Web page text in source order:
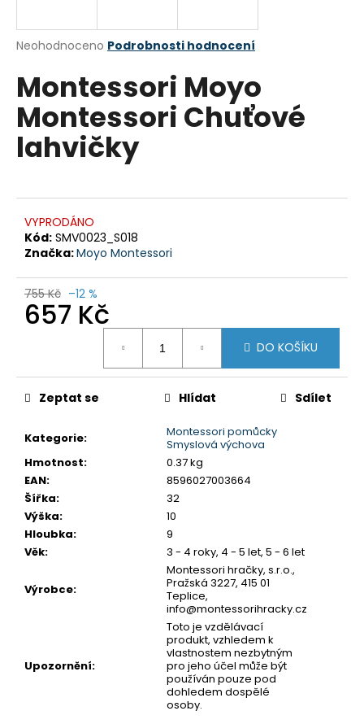
Průměrné
produktu
je
0,0
5
hvězdiček.
Neohodnoceno Podrobnosti hodnocení
Montessori Moyo
Montessori Chuťové
lahvičky
VYPRODÁNO
Kód: SMV0023_S018
Značka:Moyo Montessori
755 Kč –12 %
657 Kč
DO KOŠÍKU
Kategorie:
Montessori pomůcky
Smyslová výchova
Hmotnost:
0.37 kg
EAN:
8596027003664
Šířka:
32
Výška:
10
Hloubka:
9
Věk: 3 - 4 roky, 4 - 5 let, 5 - 6 let
Výrobce:
Montessori hračky, s.r.o.,
Pražská 3227, 415 01
Teplice,
info@montessorihracky.cz
Upozornění:
Toto je vzdělávací
produkt, vzhledem k
vlastnostem nezbytným
pro jeho účel může být
používán pouze pod
dohledem dospělé
osoby.
Zeptat se Hlídat Sdílet
j
t
?
D
o
p
o
u
m
e
MONTESSORI
MOYO
MONTESSORI
NÁHRADNÍ
ÚCHYTY
PUZZLE